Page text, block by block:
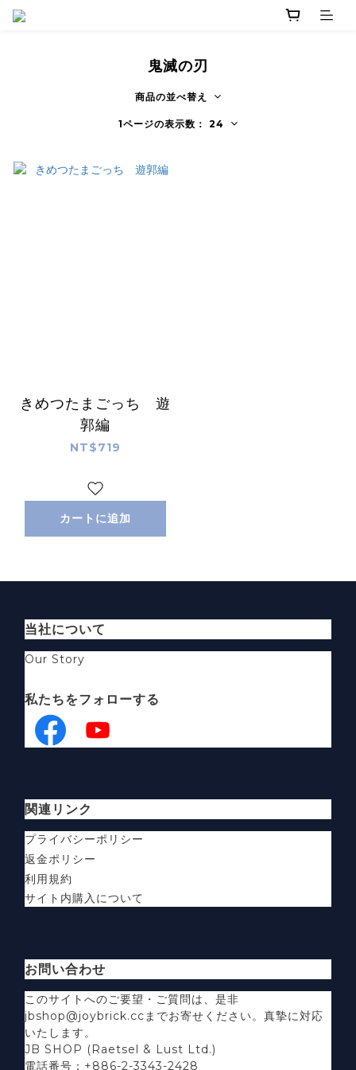
鬼滅の刃
商品の並べ替え
1ページの表示数： 24
きめつたまごっち 遊
郭編
NT$719
カートに追加
当社について
Our Story
私たちをフォローする
関連リンク
プライバシーポリシー
返金ポリシー
利用規約
サイト内購入について
お問い合わせ
このサイトへのご要望・ご質問は、是非
jbshop@joybrick.ccまでお寄せください。真摯に対応
いたします。
JB SHOP (Raetsel & Lust Ltd.)
電話番号：+886-2-3343-2428